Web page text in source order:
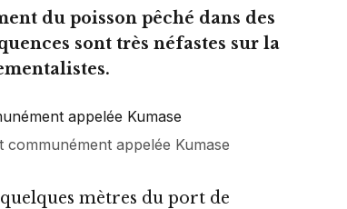
du poisson pêché dans des
sont très néfastes sur la
communément appelée Kumase
mètres du port de